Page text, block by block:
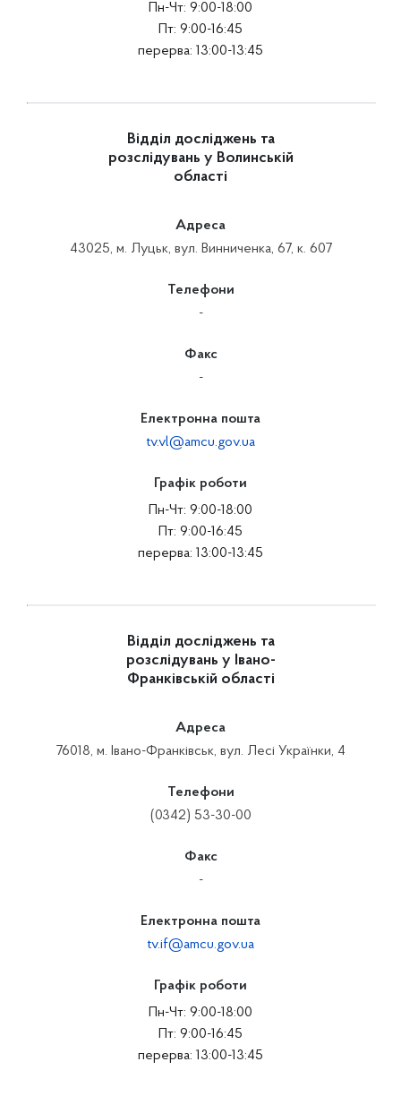
Пн-Чт: 9:00-18:00
Пт: 9:00-16:45
перерва: 13:00-13:45
Відділ досліджень та
розслідувань у Волинській
області
Адреса
43025, м. Луцьк, вул. Винниченка, 67, к. 607
Телефони
-
Факс
-
Електронна пошта
tv.vl@amcu.gov.ua
Графік роботи
Пн-Чт: 9:00-18:00
Пт: 9:00-16:45
перерва: 13:00-13:45
Відділ досліджень та
розслідувань у Івано-
Франківській області
Адреса
76018, м. Івано-Франківськ, вул. Лесі Українки, 4
Телефони
(0342) 53-30-00
Факс
-
Електронна пошта
tv.if@amcu.gov.ua
Графік роботи
Пн-Чт: 9:00-18:00
Пт: 9:00-16:45
перерва: 13:00-13:45